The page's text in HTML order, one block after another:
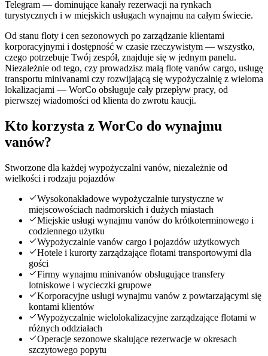
Telegram — dominujące kanały rezerwacji na rynkach
turystycznych i w miejskich usługach wynajmu na całym świecie.
Od stanu floty i cen sezonowych po zarządzanie klientami
korporacyjnymi i dostępność w czasie rzeczywistym — wszystko,
czego potrzebuje Twój zespół, znajduje się w jednym panelu.
Niezależnie od tego, czy prowadzisz małą flotę vanów cargo, usługę
transportu minivanami czy rozwijającą się wypożyczalnię z wieloma
lokalizacjami — WorCo obsługuje cały przepływ pracy, od
pierwszej wiadomości od klienta do zwrotu kaucji.
Kto korzysta z WorCo do wynajmu
vanów?
Stworzone dla każdej wypożyczalni vanów, niezależnie od
wielkości i rodzaju pojazdów
Wysokonakładowe wypożyczalnie turystyczne w
miejscowościach nadmorskich i dużych miastach
Miejskie usługi wynajmu vanów do krótkoterminowego i
codziennego użytku
Wypożyczalnie vanów cargo i pojazdów użytkowych
Hotele i kurorty zarządzające flotami transportowymi dla
gości
Firmy wynajmu minivanów obsługujące transfery
lotniskowe i wycieczki grupowe
Korporacyjne usługi wynajmu vanów z powtarzającymi się
kontami klientów
Wypożyczalnie wielolokalizacyjne zarządzające flotami w
różnych oddziałach
Operacje sezonowe skalujące rezerwacje w okresach
szczytowego popytu